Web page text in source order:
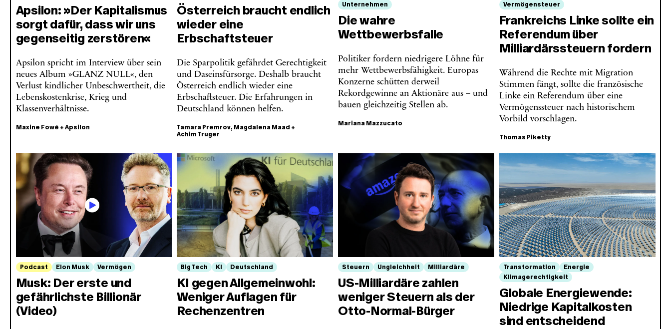
Apsilon: »Der Kapitalismus
sorgt dafür, dass wir uns
gegenseitig zerstören«
Apsilon spricht im Interview über sein
neues Album »GLANZ NULL«, den
Verlust kindlicher Unbeschwertheit, die
Lebenskostenkrise, Krieg und
Klassenverhältnisse.
Maxine Fowé + Apsilon
Österreich braucht endlich
wieder eine
Erbschaftsteuer
Die Sparpolitik gefährdet Gerechtigkeit
und Daseinsfürsorge. Deshalb braucht
Österreich endlich wieder eine
Erbschaftsteuer. Die Erfahrungen in
Deutschland können helfen.
Tamara Premrov, Magdalena Maad +
Achim Truger
Unternehmen
Die wahre
Wettbewerbsfalle
Politiker fordern niedrigere Löhne für
mehr Wettbewerbsfähigkeit. Europas
Konzerne schütten derweil
Rekordgewinne an Aktionäre aus – und
bauen gleichzeitig Stellen ab.
Mariana Mazzucato
Vermögensteuer
Frankreichs Linke sollte ein
Referendum über
Milliardärssteuern fordern
Während die Rechte mit Migration
Stimmen fängt, sollte die französische
Linke ein Referendum über eine
Vermögenssteuer nach historischem
Vorbild vorschlagen.
Thomas Piketty
Podcast Elon Musk Vermögen
Musk: Der erste und
gefährlichste Billionär
(Video)
Big Tech KI Deutschland
KI gegen Allgemeinwohl:
Weniger Auflagen für
Rechenzentren
Steuern Ungleichheit Milliardäre
US-Milliardäre zahlen
weniger Steuern als der
Otto-Normal-Bürger
Transformation
Energie
Klimagerechtigkeit
Globale Energiewende:
Niedrige Kapitalkosten
sind entscheidend